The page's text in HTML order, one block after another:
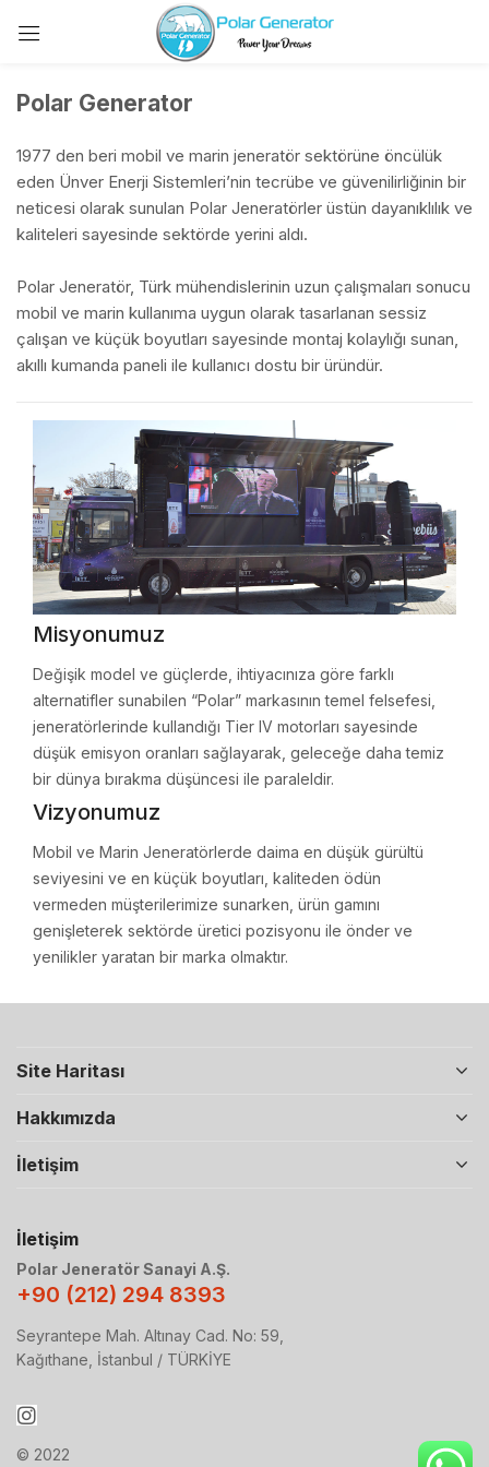
Polar Generator
1977 den beri mobil ve marin jeneratör sektörüne öncülük
eden Ünver Enerji Sistemleri’nin tecrübe ve güvenilirliğinin bir
neticesi olarak sunulan Polar Jeneratörler üstün dayanıklılık ve
kaliteleri sayesinde sektörde yerini aldı.
Polar Jeneratör, Türk mühendislerinin uzun çalışmaları sonucu
mobil ve marin kullanıma uygun olarak tasarlanan sessiz
çalışan ve küçük boyutları sayesinde montaj kolaylığı sunan,
akıllı kumanda paneli ile kullanıcı dostu bir üründür.
Misyonumuz
Değişik model ve güçlerde, ihtiyacınıza göre farklı
alternatifler sunabilen “Polar” markasının temel felsefesi,
jeneratörlerinde kullandığı Tier IV motorları sayesinde
düşük emisyon oranları sağlayarak, geleceğe daha temiz
bir dünya bırakma düşüncesi ile paraleldir.
Vizyonumuz
Mobil ve Marin Jeneratörlerde daima en düşük gürültü
seviyesini ve en küçük boyutları, kaliteden ödün
vermeden müşterilerimize sunarken, ürün gamını
genişleterek sektörde üretici pozisyonu ile önder ve
yenilikler yaratan bir marka olmaktır.
Site Haritası
Hakkımızda
İletişim
İletişim
Polar Jeneratör Sanayi A.Ş.
+90 (212) 294 8393
Seyrantepe Mah. Altınay Cad. No: 59,
Kağıthane, İstanbul / TÜRKİYE
© 2022